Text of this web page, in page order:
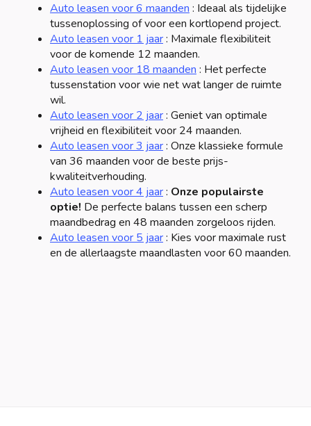
Auto leasen voor 6 maanden : Ideaal als tijdelijke
tussenoplossing of voor een kortlopend project.
Auto leasen voor 1 jaar: Maximale flexibiliteit
voor de komende 12 maanden.
Auto leasen voor 18 maanden : Het perfecte
tussenstation voor wie net wat langer de ruimte
wil.
Auto leasen voor 2 jaar: Geniet van optimale
vrijheid en flexibiliteit voor 24 maanden.
Auto leasen voor 3 jaar: Onze klassieke formule
van 36 maanden voor de beste prijs-
kwaliteitverhouding.
Auto leasen voor 4 jaar: Onze populairste
optie! De perfecte balans tussen een scherp
maandbedrag en 48 maanden zorgeloos rijden.
Auto leasen voor 5 jaar: Kies voor maximale rust
en de allerlaagste maandlasten voor 60 maanden.